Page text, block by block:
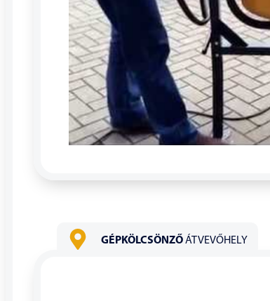
GÉPKÖLCSÖNZŐÁTVEVŐHELY